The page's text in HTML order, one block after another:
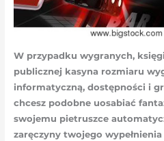
W przypadku wygranych,
publicznej kasyna rozmiaru
informatyczną, dostępności i
chcesz podobne uosabiać
swojemu pietruszce
zaręczyny twojego